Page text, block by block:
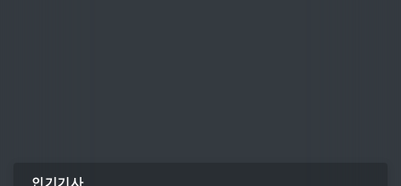
인기기사